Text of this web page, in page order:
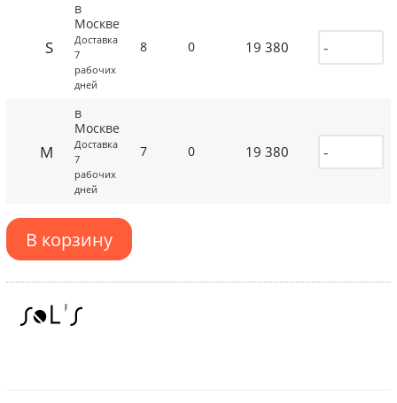
S
в
Москве
Доставка
7
рабочих
дней
8 0 19 380
M
в
Москве
Доставка
7
рабочих
дней
7 0 19 380
В корзину